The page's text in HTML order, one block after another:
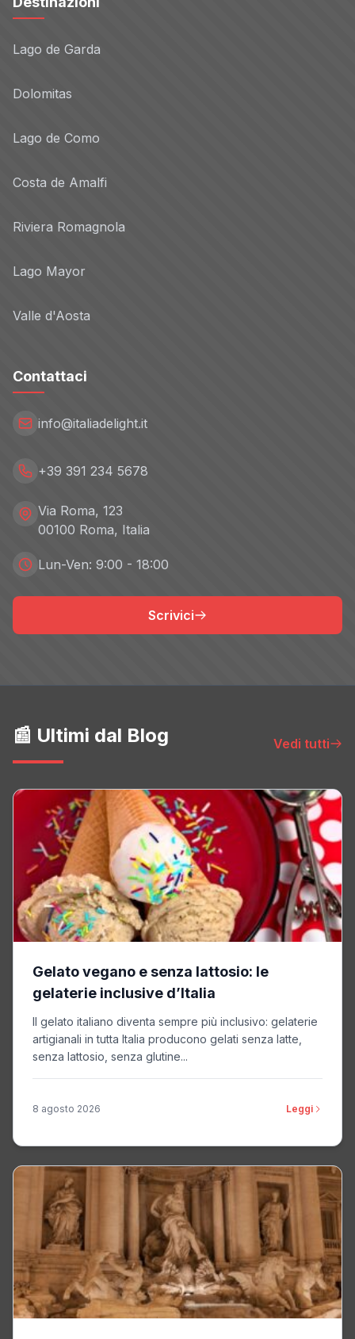
Lago de Garda
Dolomitas
Lago de Como
Costa de Amalfi
Riviera Romagnola
Lago Mayor
Valle d'Aosta
Contattaci
info@italiadelight.it
+39 391 234 5678
Via Roma, 123
00100 Roma, Italia
Lun-Ven: 9:00 - 18:00
Scrivici
📰 Ultimi dal Blog Vedi tutti
Gelato vegano e senza lattosio: le
gelaterie inclusive d’Italia
Il gelato italiano diventa sempre più inclusivo: gelaterie
artigianali in tutta Italia producono gelati senza latte,
senza lattosio, senza glutine...
8 agosto 2026 Leggi